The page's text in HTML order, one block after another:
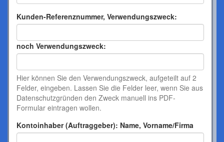
Kunden-Referenznummer, Verwendungszweck:
noch Verwendungszweck:
Hier können Sie den Verwendungszweck, aufgeteilt auf 2
Felder, eingeben. Lassen Sie die Felder leer, wenn Sie aus
Datenschutzgründen den Zweck manuell ins PDF-
Formular eintragen wollen.
Kontoinhaber (Auftraggeber): Name, Vorname/Firma